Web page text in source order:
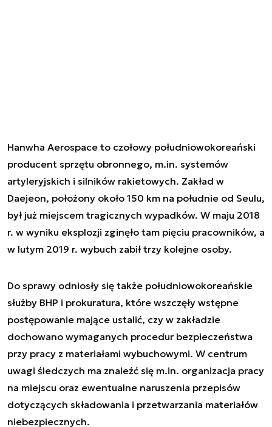
Hanwha Aerospace to czołowy południowokoreański
producent sprzętu obronnego, m.in. systemów
artyleryjskich i silników rakietowych. Zakład w
Daejeon, położony około 150 km na południe od Seulu,
był już miejscem tragicznych wypadków. W maju 2018
r. w wyniku eksplozji zginęło tam pięciu pracowników, a
w lutym 2019 r. wybuch zabił trzy kolejne osoby.
Do sprawy odniosły się także południowokoreańskie
służby BHP i prokuratura, które wszczęły wstępne
postępowanie mające ustalić, czy w zakładzie
dochowano wymaganych procedur bezpieczeństwa
przy pracy z materiałami wybuchowymi. W centrum
uwagi śledczych ma znaleźć się m.in. organizacja pracy
na miejscu oraz ewentualne naruszenia przepisów
dotyczących składowania i przetwarzania materiałów
niebezpiecznych.